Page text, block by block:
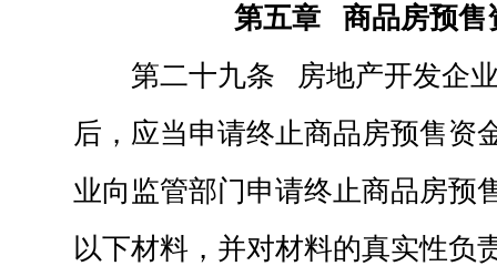
第五章 商品房预售
第二十九条 房地产开发企
后，应当申请终止商品房预售资
业向监管部门申请终止商品房预
以下材料，并对材料的真实性负